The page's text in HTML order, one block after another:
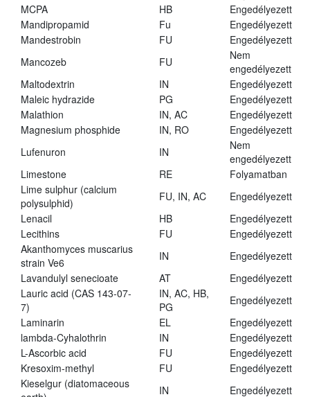
MCPA
HB
Engedélyezett
Mandipropamid
Fu
Engedélyezett
Mandestrobin
FU
Engedélyezett
Mancozeb
FU
Nem
engedélyezett
Maltodextrin
IN
Engedélyezett
Maleic hydrazide
PG
Engedélyezett
Malathion
IN, AC
Engedélyezett
Magnesium phosphide
IN, RO
Engedélyezett
Lufenuron
IN
Nem
engedélyezett
Limestone
RE
Folyamatban
Lime sulphur (calcium
polysulphid)
FU, IN, AC
Engedélyezett
Lenacil
HB
Engedélyezett
Lecithins
FU
Engedélyezett
Akanthomyces muscarius
strain Ve6
IN
Engedélyezett
Lavandulyl senecioate
AT
Engedélyezett
Lauric acid (CAS 143-07-
7)
IN, AC, HB,
PG
Engedélyezett
Laminarin
EL
Engedélyezett
lambda-Cyhalothrin
IN
Engedélyezett
L-Ascorbic acid
FU
Engedélyezett
Kresoxim-methyl
FU
Engedélyezett
Kieselgur (diatomaceous
IN Engedélyezett